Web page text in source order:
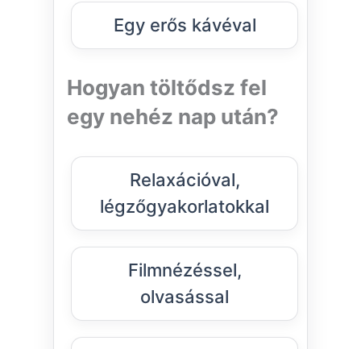
Egy erős kávéval
Hogyan töltődsz fel
egy nehéz nap után?
Relaxációval,
légzőgyakorlatokkal
Filmnézéssel,
olvasással